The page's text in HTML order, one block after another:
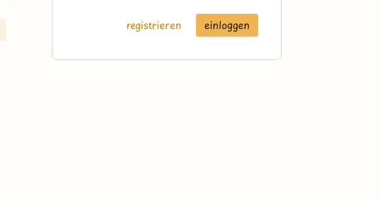
registrieren